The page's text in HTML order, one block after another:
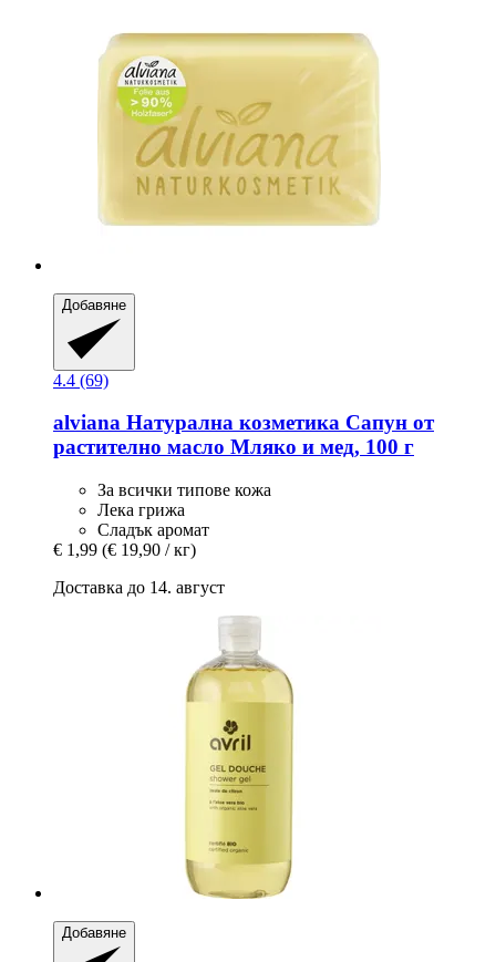
Добавяне
4.4 (69)
alviana Натурална козметика Сапун от
растително масло Мляко и мед, 100 г
За всички типове кожа
Лека грижа
Сладък аромат
€ 1,99 (€ 19,90 / кг)
Доставка до 14. август
Добавяне